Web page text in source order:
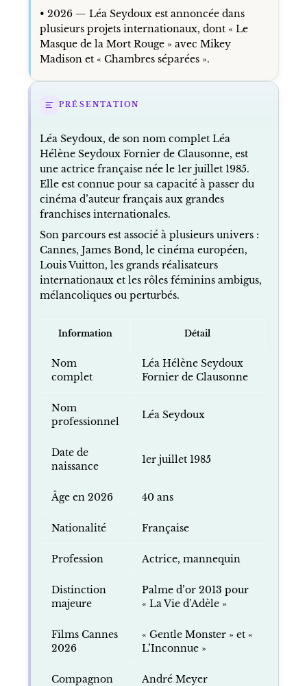
• 2026 — Léa Seydoux est annoncée dans
plusieurs projets internationaux, dont « Le
Masque de la Mort Rouge » avec Mikey
Madison et « Chambres séparées ».
PRÉSENTATION
Léa Seydoux, de son nom complet Léa
Hélène Seydoux Fornier de Clausonne, est
une actrice française née le 1er juillet 1985.
Elle est connue pour sa capacité à passer du
cinéma d’auteur français aux grandes
franchises internationales.
Son parcours est associé à plusieurs univers :
Cannes, James Bond, le cinéma européen,
Louis Vuitton, les grands réalisateurs
internationaux et les rôles féminins ambigus,
mélancoliques ou perturbés.
Information Détail
Nom
complet
Léa Hélène Seydoux
Fornier de Clausonne
Nom
professionnel
Léa Seydoux
Date de
naissance
1er juillet 1985
Âge en 2026 40 ans
Nationalité Française
Profession Actrice, mannequin
Distinction
majeure
Palme d’or 2013 pour
« La Vie d’Adèle »
Films Cannes
2026
« Gentle Monster » et «
L’Inconnue »
Compagnon André Meyer